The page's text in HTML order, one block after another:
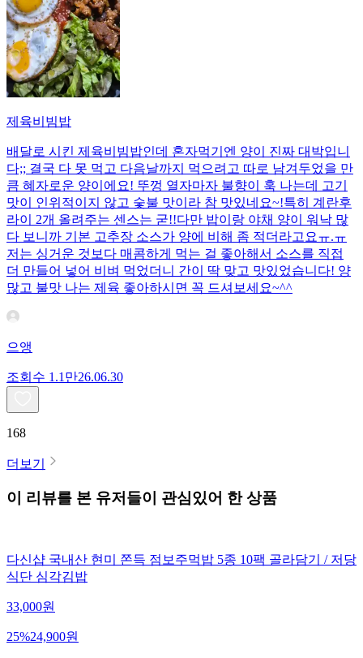
제육비빔밥
배달로 시킨 제육비빔밥인데 혼자먹기엔 양이 진짜 대박입니
다;; 결국 다 못 먹고 다음날까지 먹으려고 따로 남겨두었을 만
큼 혜자로운 양이에요! 뚜껑 열자마자 불향이 훅 나는데 고기
맛이 인위적이지 않고 숯불 맛이라 참 맛있네요~!특히 계란후
라이 2개 올려주는 센스는 굳!! ​다만 밥이랑 야채 양이 워낙 많
다 보니까 기본 고추장 소스가 양에 비해 좀 적더라고요ㅠ.ㅠ
저는 싱거운 것보다 매콤하게 먹는 걸 좋아해서 소스를 직접
더 만들어 넣어 비벼 먹었더니 간이 딱 맞고 맛있었습니다! 양
많고 불맛 나는 제육 좋아하시면 꼭 드셔보세요~^^
으앵
조회수 1.1만26.06.30
168
더보기
이 리뷰를 본 유저들이 관심있어 한 상품
다신샵 국내산 현미 쫀득 점보주먹밥 5종 10팩 골라담기 / 저당
식단 심각김밥
33,000원
25%24,900원